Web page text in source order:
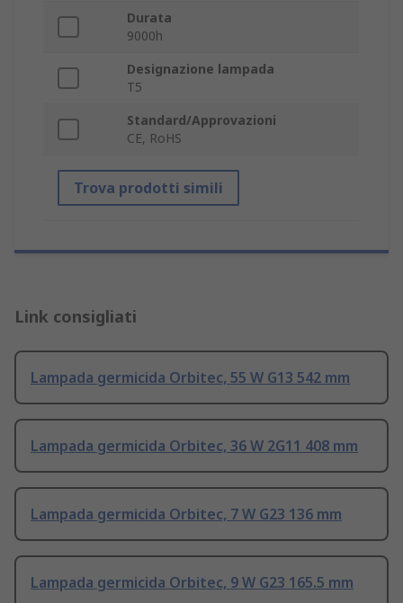
Durata
9000h
Designazione lampada
T5
Standard/Approvazioni
CE, RoHS
Trova prodotti simili
Link consigliati
Lampada germicida Orbitec, 55 W G13 542 mm
Lampada germicida Orbitec, 36 W 2G11 408 mm
Lampada germicida Orbitec, 7 W G23 136 mm
Lampada germicida Orbitec, 9 W G23 165.5 mm